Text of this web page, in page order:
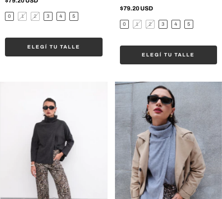
0 1 2 3 4 5
ELEGÍ TU TALLE
$79.20 USD
0 1 2 3 4 5
ELEGÍ TU TALLE